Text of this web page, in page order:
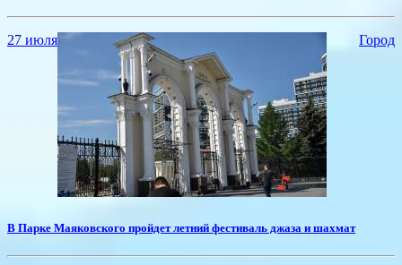
27 июля Город
​В Парке Маяковского пройдет летний фестиваль джаза и шахмат